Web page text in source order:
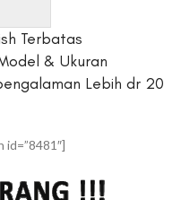
Terbatas
& Ukuran
Lebih dr 20